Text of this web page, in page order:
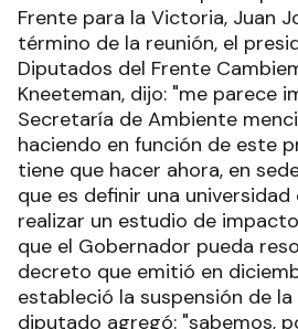
Frente para la Victoria, Juan
término de la reunión, el
Diputados del Frente
Kneeteman, dijo: "me parece
Secretaría de Ambiente
haciendo en función de este
tiene que hacer ahora, en
que es definir una universidad
realizar un estudio de
que el Gobernador pueda
decreto que emitió en
estableció la suspensión de la
diputado agregó: "sabemos,